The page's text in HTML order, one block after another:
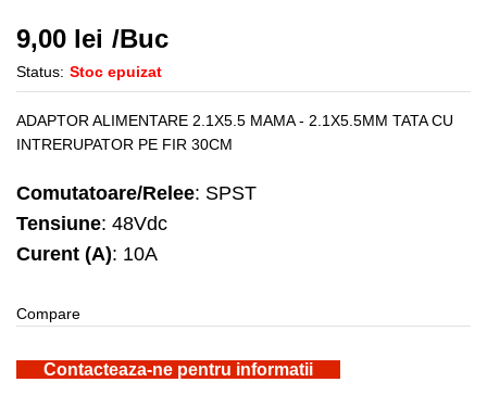
9,00 lei /Buc
Status: Stoc epuizat
ADAPTOR ALIMENTARE 2.1X5.5 MAMA - 2.1X5.5MM TATA CU
INTRERUPATOR PE FIR 30CM
Comutatoare/Relee: SPST
Tensiune: 48Vdc
Curent (A): 10A
Compare
Contacteaza-ne pentru informatii